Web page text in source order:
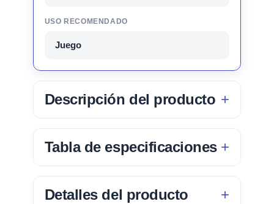
USO RECOMENDADO
Juego
Descripción del producto
Tabla de especificaciones
Detalles del producto